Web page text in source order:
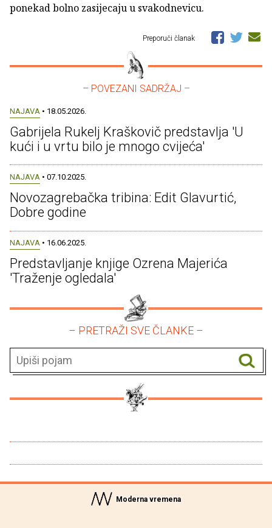
ponekad bolno zasijecaju u svakodnevicu.
Preporuči članak
– POVEZANI SADRŽAJ –
NAJAVA • 18.05.2026.
Gabrijela Rukelj Kraškovič predstavlja 'U
kući i u vrtu bilo je mnogo cvijeća'
NAJAVA • 07.10.2025.
Novozagrebačka tribina: Edit Glavurtić,
Dobre godine
NAJAVA • 16.06.2025.
Predstavljanje knjige Ozrena Majerića
'Traženje ogledala'
– PRETRAŽI SVE ČLANKE –
Moderna vremena